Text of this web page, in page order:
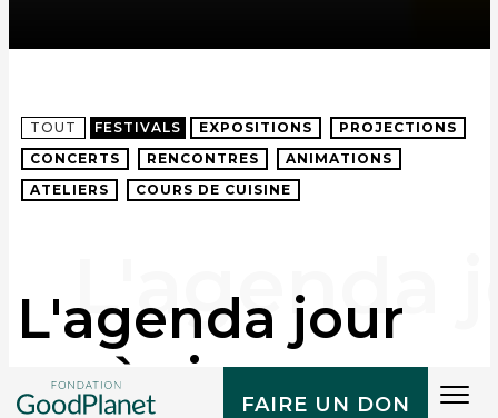
FAIRE UN DON
TOUT FESTIVALS EXPOSITIONS
PROJECTIONS
CONCERTS
RENCONTRES
ANIMATIONS
ATELIERS
COURS DE CUISINE
L'agenda jour
après jour